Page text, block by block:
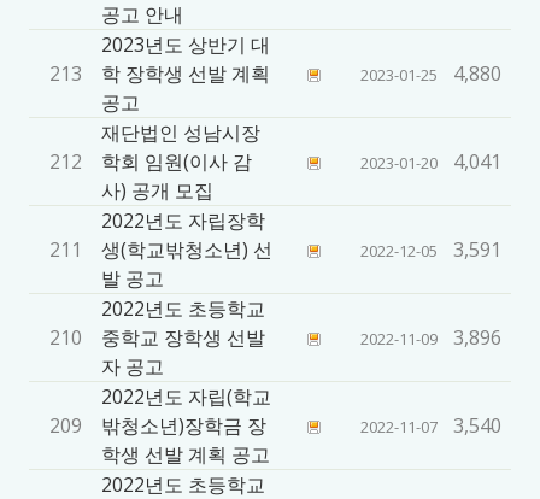
공고 안내
213
2023년도 상반기 대
학 장학생 선발 계획
공고
2023-01-25 4,880
212
재단법인 성남시장
학회 임원(이사 감
사) 공개 모집
2023-01-20 4,041
211
2022년도 자립장학
생(학교밖청소년) 선
발 공고
2022-12-05 3,591
210
2022년도 초등학교
중학교 장학생 선발
자 공고
2022-11-09 3,896
209
2022년도 자립(학교
밖청소년)장학금 장
학생 선발 계획 공고
2022-11-07 3,540
2022년도 초등학교